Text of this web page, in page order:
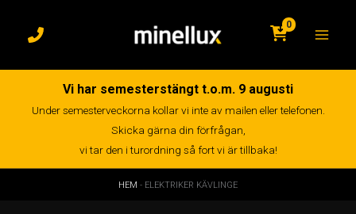
innehåll
0
Vi har semesterstängt t.o.m. 9 augusti
Under semesterveckorna kollar vi inte av mailen eller telefonen.
Skicka gärna din förfrågan,
vi tar den i turordning så fort vi är tillbaka!
HEM - ELEKTRIKER KÄVLINGE